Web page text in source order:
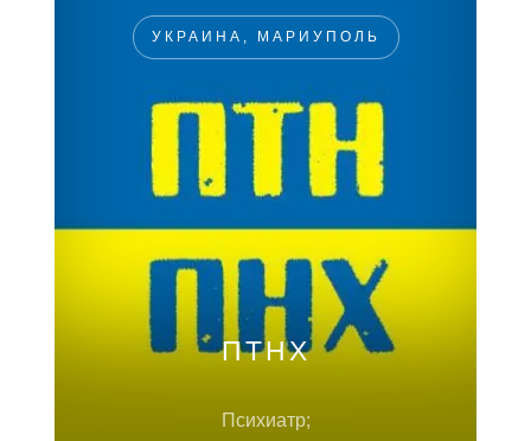
УКРАИНА, МАРИУПОЛЬ
ПТНХ
Психиатр;